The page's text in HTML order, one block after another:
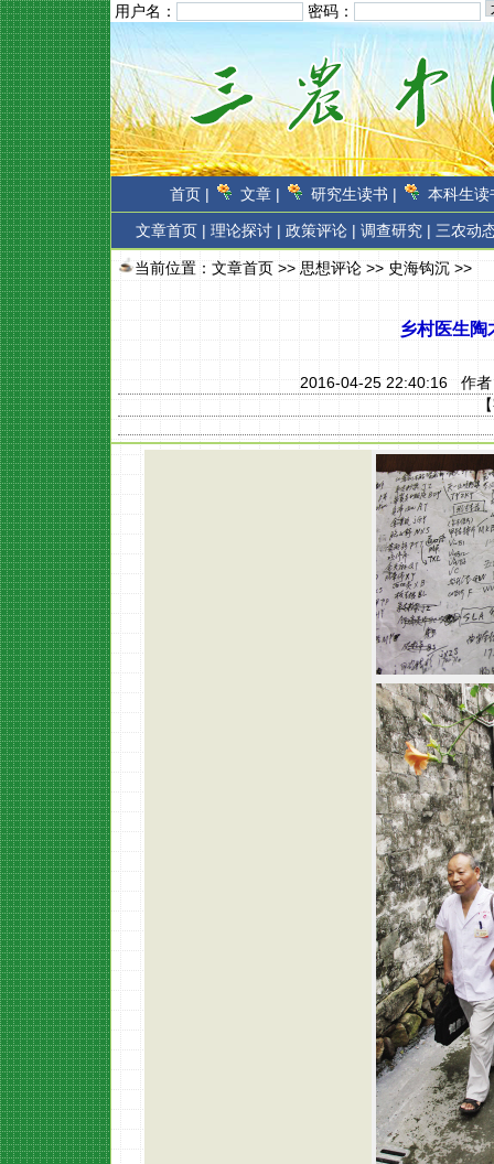
用户名： 密码：
首页 | 文章 | 研究生读书 | 本科生读
文章首页 | 理论探讨 | 政策评论 | 调查研究 | 三农动
当前位置： 文章首页 >>思想评论 >> 史海钩沉 >>
乡村医生陶
2016-04-25 22:40:16 作者
【